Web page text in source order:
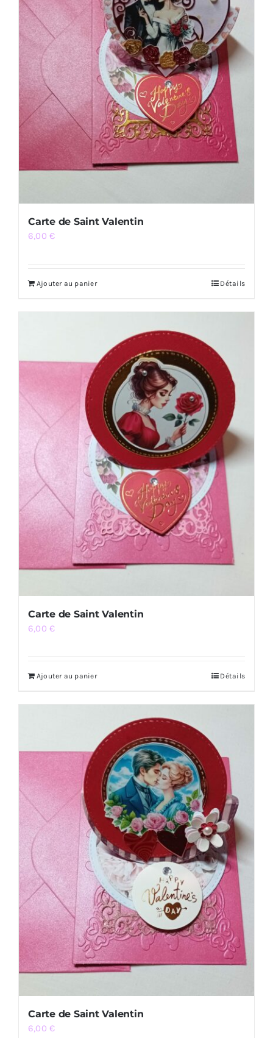
Carte de Saint Valentin
6,00€
Ajouter au panier Détails
Carte de Saint Valentin
6,00€
Ajouter au panier Détails
Carte de Saint Valentin
6,00€